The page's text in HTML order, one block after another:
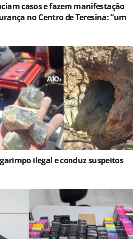
casos e fazem manifestação
no Centro de Teresina: “um
ilegal e conduz suspeitos